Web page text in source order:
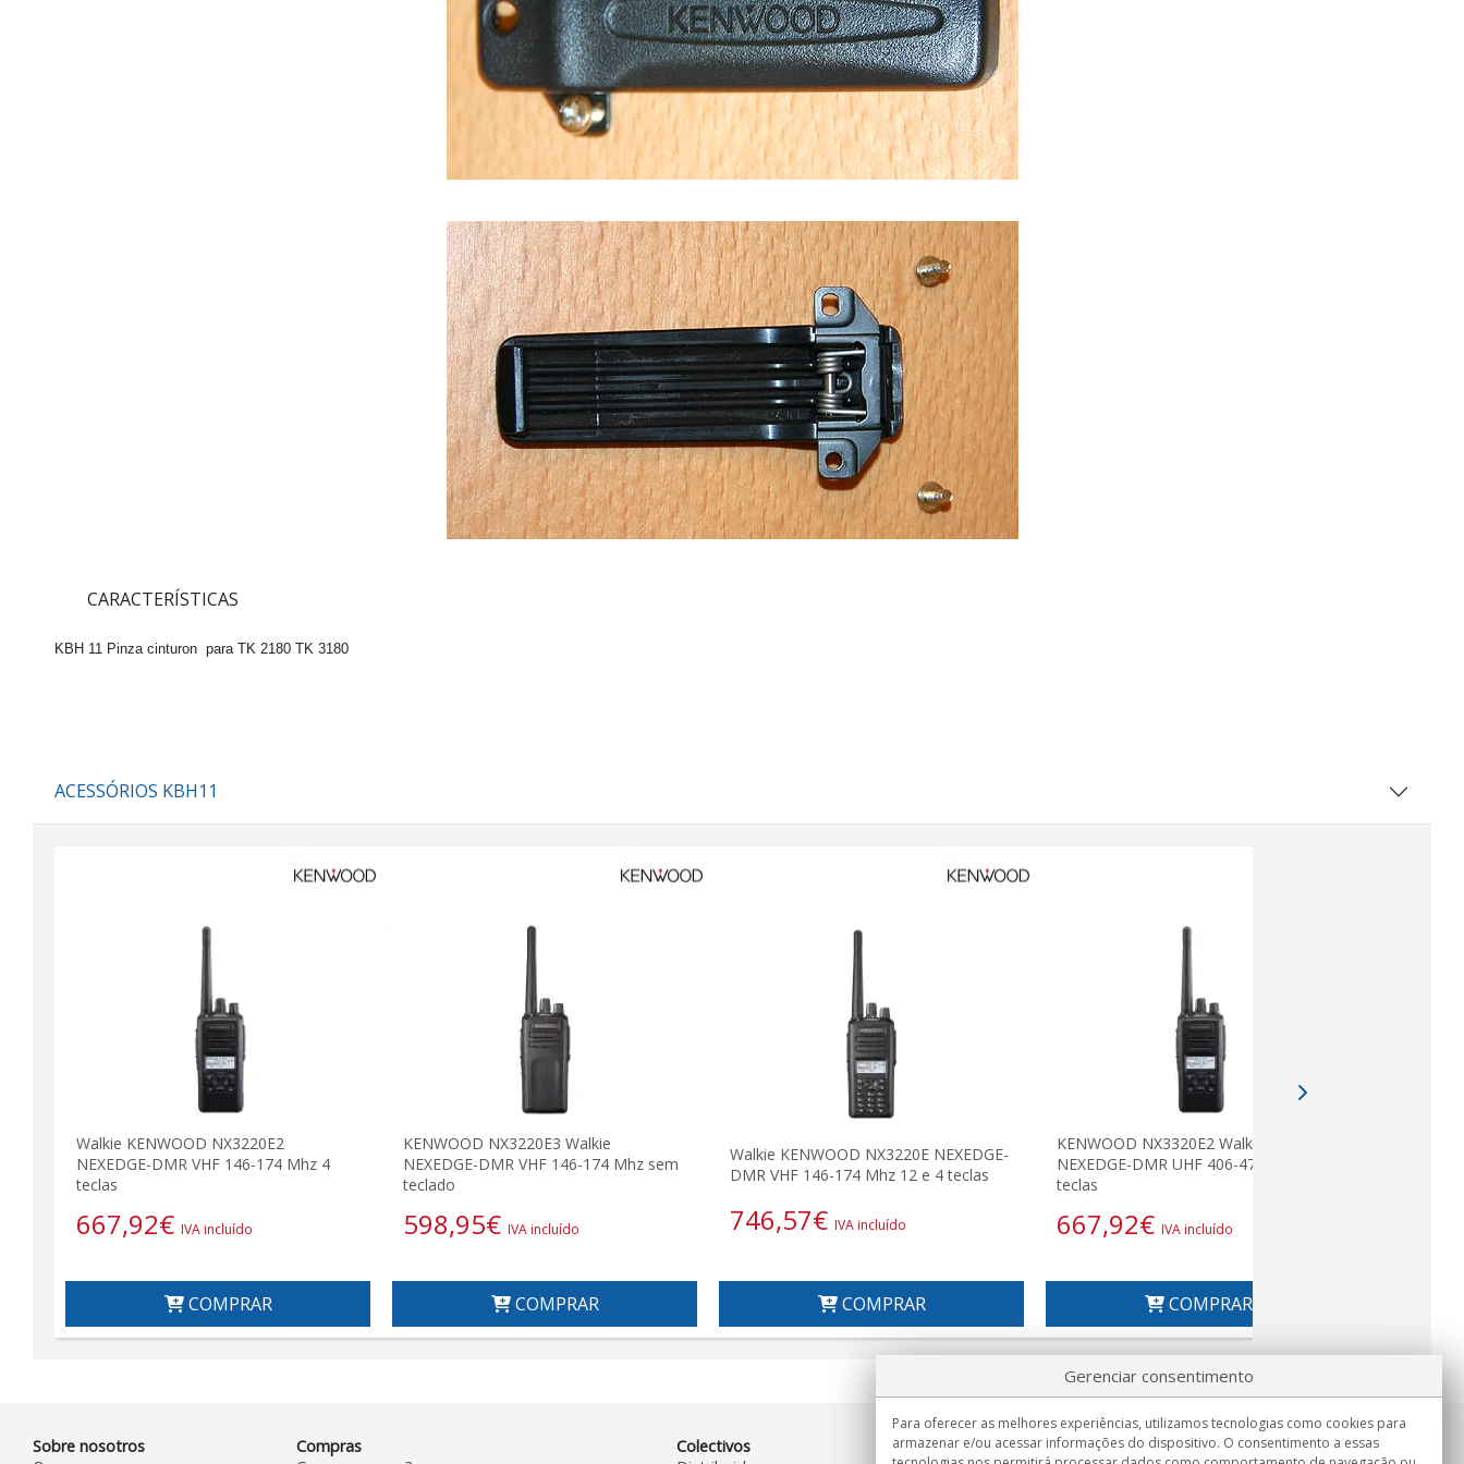
CARACTERÍSTICAS
KBH 11 Pinza cinturon para TK 2180 TK 3180
ACESSÓRIOS KBH11
Walkie KENWOOD NX3220E2
NEXEDGE-DMR VHF 146-174 Mhz 4
teclas
667,92€ IVA incluído
COMPRAR
KENWOOD NX3220E3 Walkie
NEXEDGE-DMR VHF 146-174 Mhz sem
teclado
598,95€ IVA incluído
COMPRAR
Walkie KENWOOD NX3220E NEXEDGE-
DMR VHF 146-174 Mhz 12 e 4 teclas
746,57€ IVA incluído
COMPRAR
KENWOOD NX3320E2 Walkie
NEXEDGE-DMR UHF 406-470 Mhz 4
teclas
667,92€ IVA incluído
COMPRAR
Sobre nosotros
Compras
Colectivos
Informação
Gerenciar consentimento
Para oferecer as melhores experiências, utilizamos tecnologias como cookies para
armazenar e/ou acessar informações do dispositivo. O consentimento a essas